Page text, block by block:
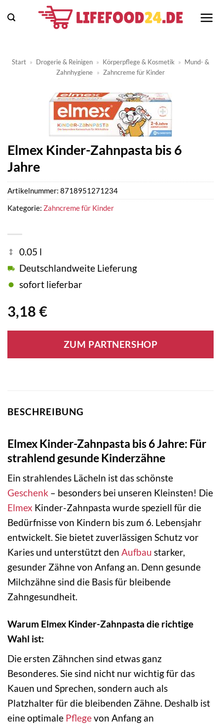
Inhalt
Start » Drogerie & Reinigen » Körperpflege & Kosmetik » Mund- &
Zahnhygiene » Zahncreme für Kinder
Elmex Kinder-Zahnpasta bis 6
Jahre
3,18 €
0.05 l
Deutschlandweite Lieferung
sofort lieferbar
ZUM PARTNERSHOP
Artikelnummer: 8718951271234
Kategorie: Zahncreme für Kinder
BESCHREIBUNG
Elmex Kinder-Zahnpasta bis 6 Jahre: Für
strahlend gesunde Kinderzähne
Ein strahlendes Lächeln ist das schönste
Geschenk – besonders bei unseren Kleinsten! Die
Elmex Kinder-Zahnpasta wurde speziell für die
Bedürfnisse von Kindern bis zum 6. Lebensjahr
entwickelt. Sie bietet zuverlässigen Schutz vor
Karies und unterstützt den Aufbau starker,
gesunder Zähne von Anfang an. Denn gesunde
Milchzähne sind die Basis für bleibende
Zahngesundheit.
Warum Elmex Kinder-Zahnpasta die richtige
Wahl ist:
Die ersten Zähnchen sind etwas ganz
Besonderes. Sie sind nicht nur wichtig für das
Kauen und Sprechen, sondern auch als
Platzhalter für die bleibenden Zähne. Deshalb ist
eine optimale Pflegevon Anfang an